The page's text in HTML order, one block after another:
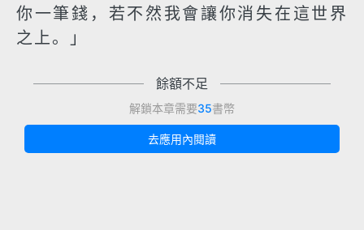
你一筆錢，若不然我會讓你消失在這世界
之上。」
餘額不足
解鎖本章需要35書幣
去應用內閱讀